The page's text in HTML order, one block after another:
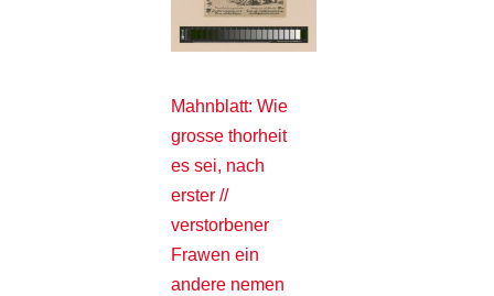
Mahnblatt: Wie
grosse thorheit
es sei, nach
erster //
verstorbener
Frawen ein
andere nemen